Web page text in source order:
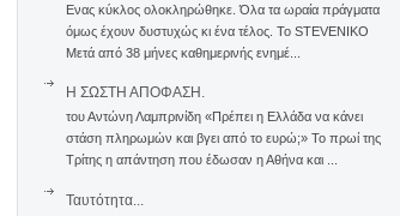
Ενας κύκλος ολοκληρώθηκε. Όλα τα ωραία πράγματα
όμως έχουν δυστυχώς κι ένα τέλος. Το STEVENIKO
Μετά από 38 μήνες καθημερινής ενημέ...
Η ΣΩΣΤΗ ΑΠΟΦΑΣΗ.
του Αντώνη Λαμπρινίδη «Πρέπει η Ελλάδα να κάνει
στάση πληρωμών και βγει από το ευρώ;» Το πρωί της
Τρίτης η απάντηση που έδωσαν η Αθήνα και ...
Ταυτότητα...